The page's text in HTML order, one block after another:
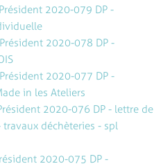
2020-079 DP -
2020-078 DP -
2020-077 DP -
in les Ateliers
2020-076 DP - lettre de
déchèteries - spl
2020-075 DP -